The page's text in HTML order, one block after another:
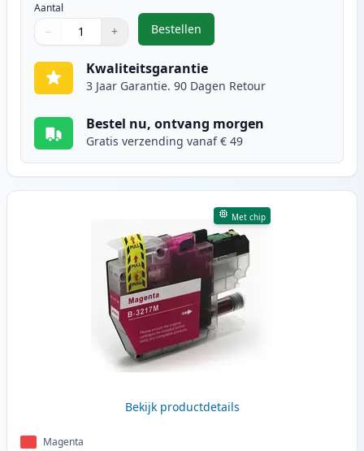
Aantal
Gebruik de knoppen om aan te passen
− +
1
Bestellen
,Brother LC3217C inktcartridge
Kwaliteitsgarantie
3 Jaar Garantie. 90 Dagen Retour
Bestel nu, ontvang morgen
Gratis verzending vanaf € 49
Met chip
Bekijk productdetails
Magenta